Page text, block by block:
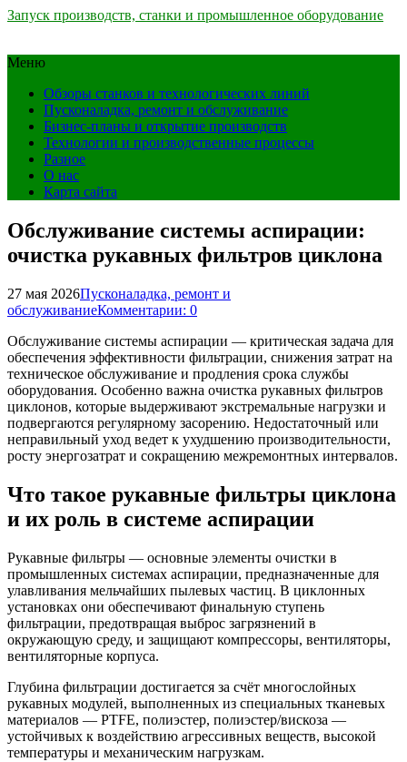
Запуск производств, станки и промышленное оборудование
Меню
Обзоры станков и технологических линий
Пусконаладка, ремонт и обслуживание
Бизнес-планы и открытие производств
Технологии и производственные процессы
Разное
О нас
Карта сайта
Обслуживание системы аспирации:
очистка рукавных фильтров циклона
27 мая 2026Пусконаладка, ремонт и
обслуживаниеКомментарии: 0
Обслуживание системы аспирации — критическая задача для
обеспечения эффективности фильтрации, снижения затрат на
техническое обслуживание и продления срока службы
оборудования. Особенно важна очистка рукавных фильтров
циклонов, которые выдерживают экстремальные нагрузки и
подвергаются регулярному засорению. Недостаточный или
неправильный уход ведет к ухудшению производительности,
росту энергозатрат и сокращению межремонтных интервалов.
Что такое рукавные фильтры циклона
и их роль в системе аспирации
Рукавные фильтры — основные элементы очистки в
промышленных системах аспирации, предназначенные для
улавливания мельчайших пылевых частиц. В циклонных
установках они обеспечивают финальную ступень
фильтрации, предотвращая выброс загрязнений в
окружающую среду, и защищают компрессоры, вентиляторы,
вентиляторные корпуса.
Глубина фильтрации достигается за счёт многослойных
рукавных модулей, выполненных из специальных тканевых
материалов — PTFE, полиэстер, полиэстер/вискоза —
устойчивых к воздействию агрессивных веществ, высокой
температуры и механическим нагрузкам.